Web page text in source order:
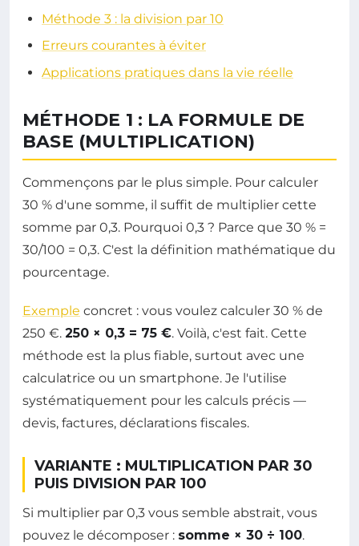
Méthode 3 : la division par 10
Erreurs courantes à éviter
Applications pratiques dans la vie réelle
MÉTHODE 1 : LA FORMULE DE
BASE (MULTIPLICATION)
Commençons par le plus simple. Pour calculer
30 % d'une somme, il suffit de multiplier cette
somme par 0,3. Pourquoi 0,3 ? Parce que 30 % =
30/100 = 0,3. C'est la définition mathématique du
pourcentage.
Exemple concret : vous voulez calculer 30 % de
250 €. 250 × 0,3 = 75 €. Voilà, c'est fait. Cette
méthode est la plus fiable, surtout avec une
calculatrice ou un smartphone. Je l'utilise
systématiquement pour les calculs précis —
devis, factures, déclarations fiscales.
VARIANTE : MULTIPLICATION PAR 30
PUIS DIVISION PAR 100
Si multiplier par 0,3 vous semble abstrait, vous
pouvez le décomposer : somme × 30 ÷ 100.